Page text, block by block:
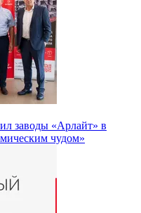
заводы «Арлайт» в
чудом»